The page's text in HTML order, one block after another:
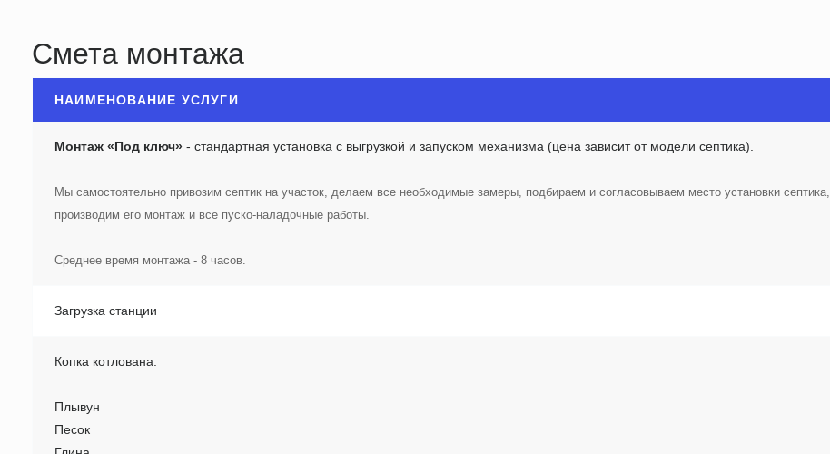
Смета монтажа
НАИМЕНОВАНИЕ УСЛУГИ
Монтаж «Под ключ» - стандартная установка с выгрузкой и запуском механизма (цена зависит от модели септика).
Мы самостоятельно привозим септик на участок, делаем все необходимые замеры, подбираем и согласовываем место установки септика,
производим его монтаж и все пуско-наладочные работы.
Среднее время монтажа - 8 часов.
Загрузка станции
Копка котлована:
Плывун
Песок